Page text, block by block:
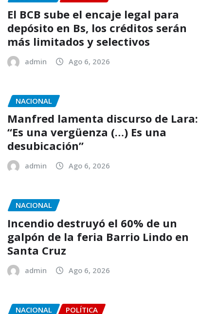
El BCB sube el encaje legal para
depósito en Bs, los créditos serán
más limitados y selectivos
admin Ago 6, 2026
NACIONAL
Manfred lamenta discurso de Lara:
“Es una vergüenza (…) Es una
desubicación”
admin Ago 6, 2026
NACIONAL
Incendio destruyó el 60% de un
galpón de la feria Barrio Lindo en
Santa Cruz
admin Ago 6, 2026
NACIONAL POLÍTICA